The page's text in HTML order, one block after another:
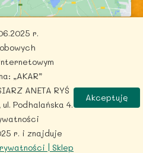
| Powered by
r.
„AKAR”
ANETA RYŚ
Podhalańska 4.
r. i znajduje
| Sklep
Akceptuję